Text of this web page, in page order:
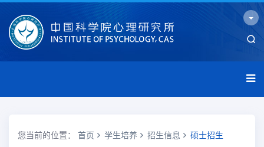
您当前的位置： 首页 学生培养 招生信息 硕士招生